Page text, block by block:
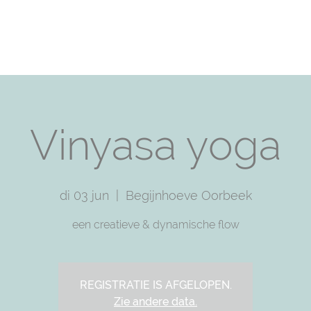
Vinyasa yoga
di 03 jun Begijnhoeve Oorbeek
een creatieve & dynamische flow
REGISTRATIE IS AFGELOPEN.
Zie andere data.